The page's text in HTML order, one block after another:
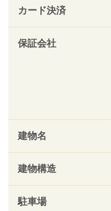
カード決済
保証会社
建物名
建物構造
駐車場